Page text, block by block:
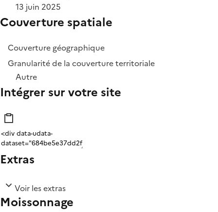
13 juin 2025
Couverture spatiale
Couverture géographique
Granularité de la couverture territoriale
Autre
Intégrer sur votre site
Extras
Voir les extras
Moissonnage